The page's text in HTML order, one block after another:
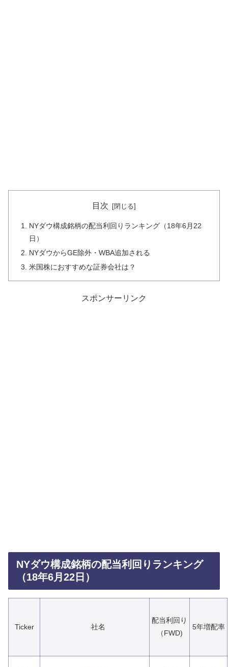
目次
NYダウ構成銘柄の配当利回りランキング（18年6月22
日）
NYダウからGE除外・WBA追加される
米国株におすすめな証券会社は？
スポンサーリンク
NYダウ構成銘柄の配当利回りランキング
（18年6月22日）
Ticker 社名
配当利回り
（FWD)
5年増配率